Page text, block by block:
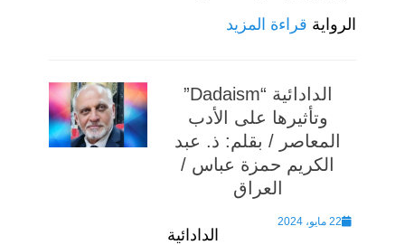
الرواية قراءة المزيد
الدادائية “Dadaism”
وتأثيرها على الأدب
المعاصر / بقلم: ذ. عبد
الكريم حمزة عباس /
العراق
Posted
22 مايو، 2024
الدادائية